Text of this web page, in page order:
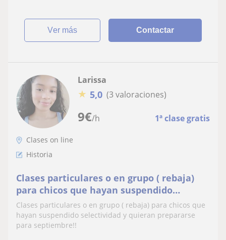
ver más Contactar
9€/h 1ª clase gratis
Larissa
★ 5,0 (3 valoraciones)
Clases on line
Historia
Clases particulares o en grupo ( rebaja)
para chicos que hayan suspendido
selectividad y quieran prepararse para
septiembre
Clases particulares o en grupo ( rebaja) para chicos que
hayan suspendido selectividad y quieran prepararse
para septiembre!!